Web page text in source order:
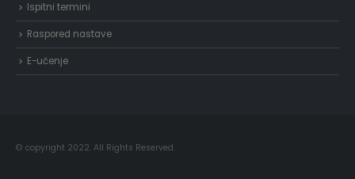
Ispitni termini
Raspored nastave
E-učenje
© copyright 2022. All Rights Reserved.